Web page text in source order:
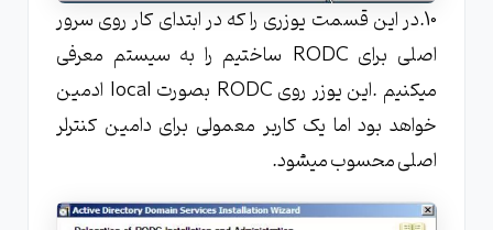
10.در این قسمت یوزری را که در ابتدای کار روی سرور
اصلی برای RODC ساختیم را به سیستم معرفی
میکنیم .این یوزر روی RODC بصورت local ادمین
خواهد بود اما یک کاربر معمولی برای دامین کنترلر
اصلی محسوب میشود.